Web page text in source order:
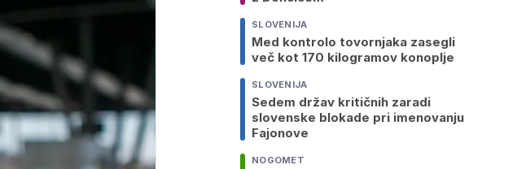
SLOVENIJA
Med kontrolo tovornjaka zasegli
več kot 170 kilogramov konoplje
SLOVENIJA
Sedem držav kritičnih zaradi
slovenske blokade pri imenovanju
Fajonove
NOGOMET